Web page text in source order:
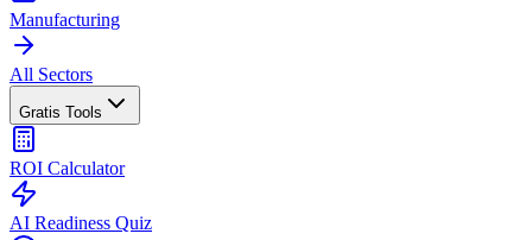
Manufacturing
All Sectors
Gratis Tools
ROI Calculator
AI Readiness Quiz